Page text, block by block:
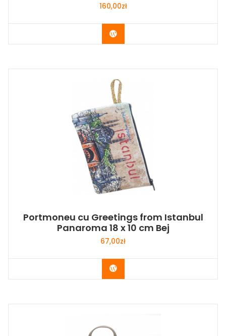
160,00zł
Buy Now
Portmoneu cu Greetings from Istanbul
Panaroma 18 x 10 cm Bej
67,00zł
Buy Now